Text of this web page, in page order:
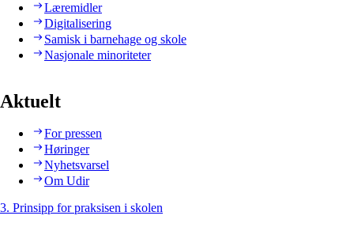
Læremidler
Digitalisering
Samisk i barnehage og skole
Nasjonale minoriteter
Aktuelt
For pressen
Høringer
Nyhetsvarsel
Om Udir
3. Prinsipp for praksisen i skolen